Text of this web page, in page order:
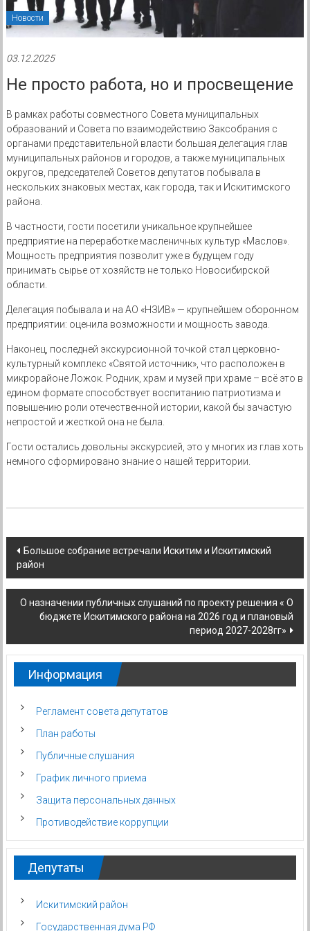
Новости
03.12.2025
Не просто работа, но и просвещение
В рамках работы совместного Совета муниципальных
образований и Совета по взаимодействию Заксобрания с
органами представительной власти большая делегация глав
муниципальных районов и городов, а также муниципальных
округов, председателей Советов депутатов побывала в
нескольких знаковых местах, как города, так и Искитимского
района.
В частности, гости посетили уникальное крупнейшее
предприятие на переработке масленичных культур «Маслов».
Мощность предприятия позволит уже в будущем году
принимать сырье от хозяйств не только Новосибирской
области.
Делегация побывала и на АО «НЗИВ» — крупнейшем оборонном
предприятии: оценила возможности и мощность завода.
Наконец, последней экскурсионной точкой стал церковно-
культурный комплекс «Святой источник», что расположен в
микрорайоне Ложок. Родник, храм и музей при храме – всё это в
едином формате способствует воспитанию патриотизма и
повышению роли отечественной истории, какой бы зачастую
непростой и жесткой она не была.
Гости остались довольны экскурсией, это у многих из глав хоть
немного сформировано знание о нашей территории.
Навигация
по
записям
Большое собрание встречали Искитим и Искитимский
район
О назначении публичных слушаний по проекту решения « О
бюджете Искитимского района на 2026 год и плановый
период 2027-2028гг»
Информация
Регламент совета депутатов
План работы
Публичные слушания
График личного приема
Защита персональных данных
Противодействие коррупции
Депутаты
Искитимский район
Государственная дума РФ